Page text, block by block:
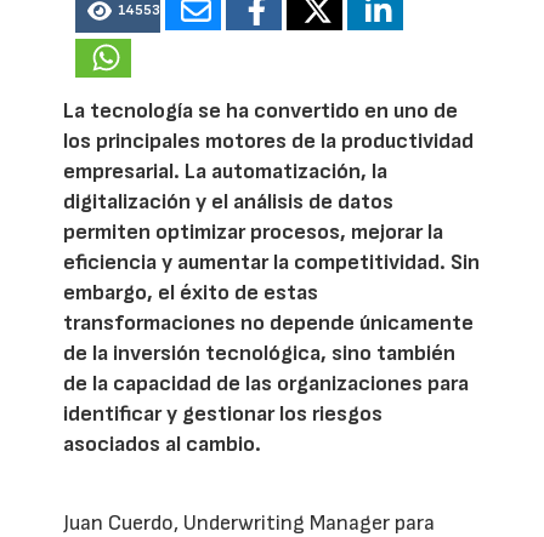
14553
La tecnología se ha convertido en uno de
los principales motores de la productividad
empresarial. La automatización, la
digitalización y el análisis de datos
permiten optimizar procesos, mejorar la
eficiencia y aumentar la competitividad. Sin
embargo, el éxito de estas
transformaciones no depende únicamente
de la inversión tecnológica, sino también
de la capacidad de las organizaciones para
identificar y gestionar los riesgos
asociados al cambio.
Juan Cuerdo, Underwriting Manager para